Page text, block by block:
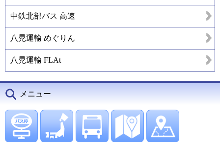
中鉄北部バス 高速
八晃運輸 めぐりん
八晃運輸 FLAt
メニュー